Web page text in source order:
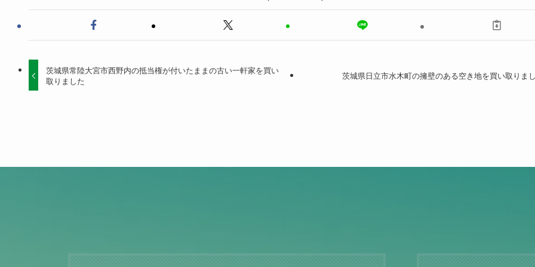
茨城県常陸大宮市西野内の抵当権が付いたままの古い一軒家を買い
取りました
茨城県日立市水木町の擁壁のある空き地を買い取りま